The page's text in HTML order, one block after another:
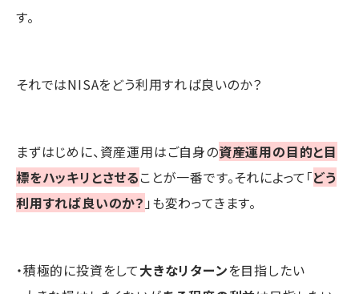
す。
それではNISAをどう利用すれば良いのか？
まずはじめに、資産運用はご自身の資産運用の目的と目
標をハッキリとさせることが一番です。それによって「どう
利用すれば良いのか？ 」も変わってきます。
・積極的に投資をして大きなリターンを目指したい